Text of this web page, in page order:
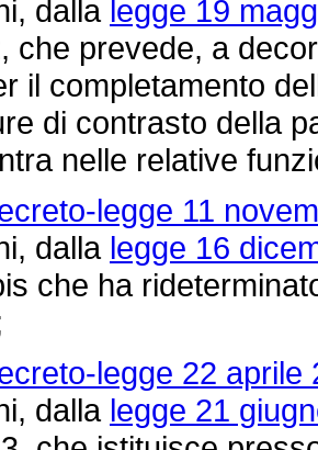
dalla legge 19
che prevede, a
il completamento
di contrasto della
nelle relative
legge 11
dalla legge 16
che ha
legge 22 aprile
dalla legge 21